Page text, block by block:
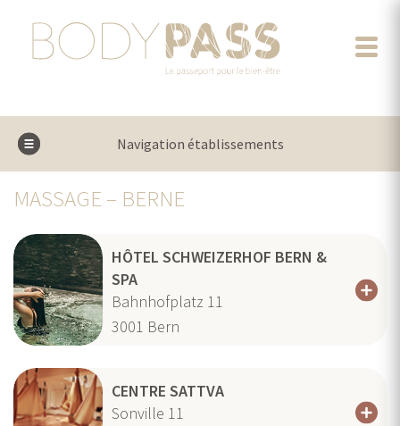
Navigation établissements
MASSAGE – BERNE
HÔTEL SCHWEIZERHOF BERN &
SPA
Bahnhofplatz 11
3001 Bern
CENTRE SATTVA
Sonville 11